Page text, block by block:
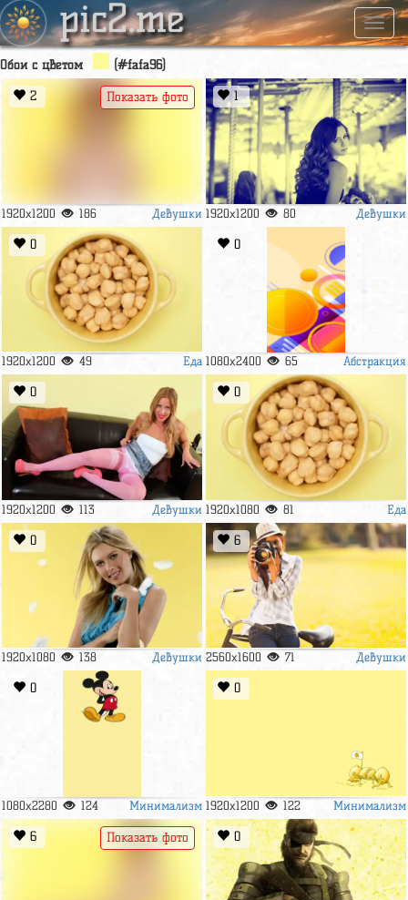
pic2.me
Обои с цветом
(#fafa96)
2
1920x1200 186 Девушки
Показать фото 1
1920x1200 80 Девушки
0
1920x1200 49 Еда
0
1080x2400 65 Абстракция
0
1920x1200 113 Девушки
0
1920x1080 81 Еда
0
1920x1080 138 Девушки
6
2560x1600 71 Девушки
0
1080x2280 124 Минимализм
0
1920x1200 122 Минимализм
6 Показать фото 0